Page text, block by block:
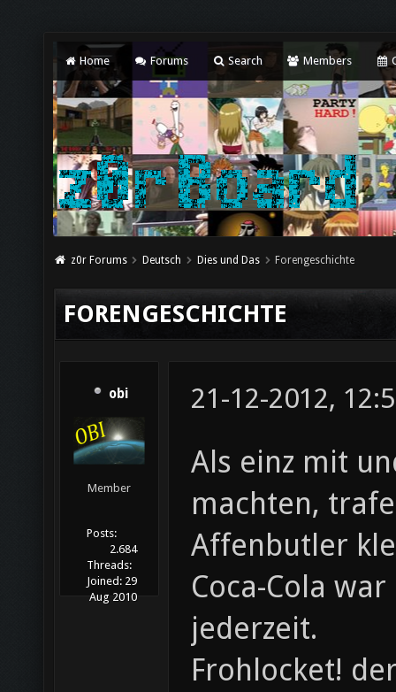
Home Forums Search Members
z0r Forums Deutsch Dies und Das Forengeschichte
FORENGESCHICHTE
obi
Member
Posts:
2.684
Threads:
29
Joined:
Aug 2010
21-12-2012,
Als einz mit
machten,
Affenbutler
Coca-Cola
jederzeit.
Frohlocket!